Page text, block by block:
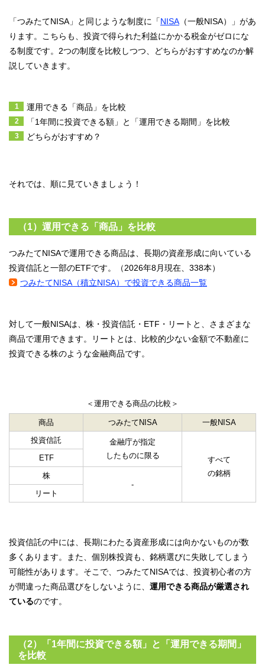
「つみたてNISA」と同じような制度に「NISA （一般NISA）」があ
ります。こちらも、投資で得られた利益にかかる税金がゼロにな
る制度です。2つの制度を比較しつつ、どちらがおすすめなのか解
説していきます。
運用できる「商品」を比較
「1年間に投資できる額」と「運用できる期間」を比較
どちらがおすすめ？
それでは、順に見ていきましょう！
（1）運用できる「商品」を比較
つみたてNISAで運用できる商品は、長期の資産形成に向いている
投資信託と一部のETFです。（2026年8月現在、 338本）
つみたてNISA（積立NISA）で投資できる商品一覧
対して一般NISAは、株・投資信託・ETF・リートと、さまざまな
商品で運用できます。リートとは、比較的少ない金額で不動産に
投資できる株のような金融商品です。
＜運用できる商品の比較＞
商品 つみたてNISA
一般NISA
投資信託
金融庁が指定
したものに限る
すべて
の銘柄
ETF
株
-
リート
投資信託の中には、長期にわたる資産形成には向かないものが数
多くあります。また、個別株投資も、銘柄選びに失敗してしまう
可能性があります。そこで、つみたてNISAでは、投資初心者の方
が間違った商品選びをしないように、 運用できる商品が厳選され
ているのです。
（2）「1年間に投資できる額」と「運用できる期間」
を比較